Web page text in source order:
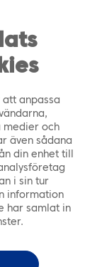
anpassa
medier och
även sådana
din enhet till
i sin tur
information
har samlat in
FI SV
inom
hälsovård